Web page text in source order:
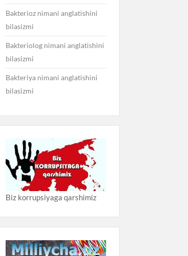
Bakterioz nimani anglatishini
bilasizmi
Bakteriolog nimani anglatishini
bilasizmi
Bakteriya nimani anglatishini
bilasizmi
Biz korrupsiyaga qarshimiz